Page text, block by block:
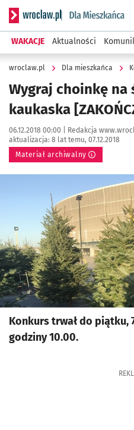
Serwis informacyjny
WAKACJE Aktualności
wroclaw.pl Dla mieszkańca
Wygraj choinkę na
kaukaska
Data publikacji:
06.12.2018 00:00 | Autor:
Redakcja
aktualizacja: 8 lat temu, 07.12.2018
Materiał archiwalny
Konkurs trwał do piątku,
godziny 10.00.